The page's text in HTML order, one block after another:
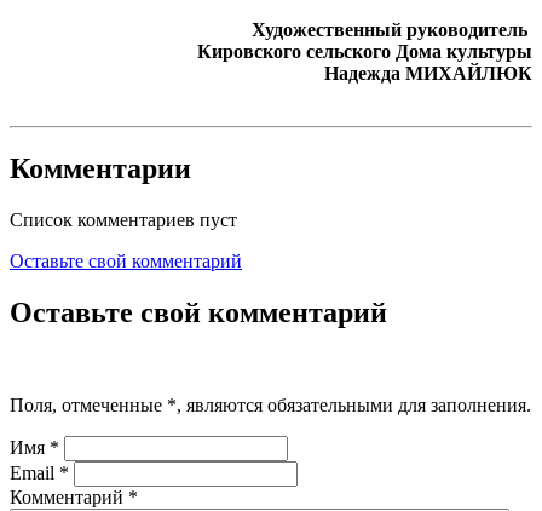
Художественный руководитель
Кировского сельского Дома культуры
Надежда МИХАЙЛЮК
Комментарии
Список комментариев пуст
Оставьте свой комментарий
Оставьте свой комментарий
Поля, отмеченные *, являются обязательными для заполнения.
Имя *
Email *
Комментарий *